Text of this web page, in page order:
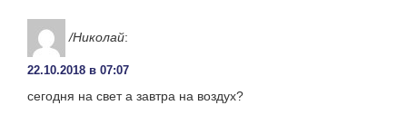
/Николай:
22.10.2018 в 07:07
сегодня на свет а завтра на воздух?